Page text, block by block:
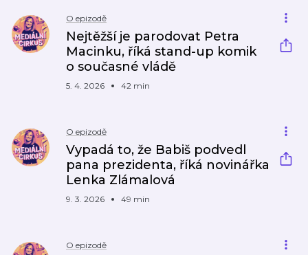
O epizodě
Nejtěžší je parodovat Petra
Macinku, říká stand-up komik
o současné vládě
5. 4. 2026 42 min
O epizodě
Vypadá to, že Babiš podvedl
pana prezidenta, říká novinářka
Lenka Zlámalová
9. 3. 2026 49 min
O epizodě